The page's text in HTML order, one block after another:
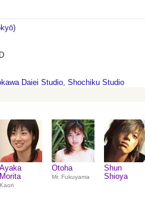
)
Daiei Studio, Shochiku Studio
Ayaka
Morita
Kaori
Otoha
Mr. Fukuyama
Shun
Shioya